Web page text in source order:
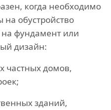
когда необходимо
обустройство
на фундамент или
дизайн:
частных домов,
зданий,